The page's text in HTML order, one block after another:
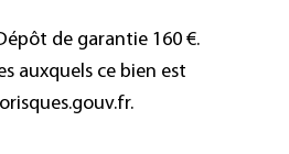
de garantie 160 €.
auxquels ce bien est